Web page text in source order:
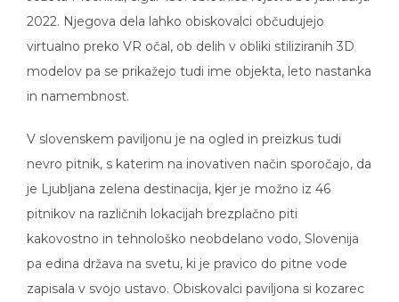
2022. Njegova dela lahko obiskovalci občudujejo
virtualno preko VR očal, ob delih v obliki stiliziranih 3D
modelov pa se prikažejo tudi ime objekta, leto nastanka
in namembnost.
nevro pitnik, s katerim na inovativen način sporočajo, da
je Ljubljana zelena destinacija, kjer je možno iz 46
pitnikov na različnih lokacijah brezplačno piti
kakovostno in tehnološko neobdelano vodo, Slovenija
zapisala v svojo ustavo. Obiskovalci paviljona si kozarec